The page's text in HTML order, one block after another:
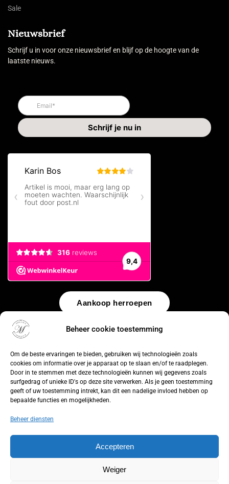
Beheer cookie toestemming
Om de beste ervaringen te bieden, gebruiken wij technologieën zoals
cookies om informatie over je apparaat op te slaan en/of te raadplegen.
Door in te stemmen met deze technologieën kunnen wij gegevens zoals
surfgedrag of unieke ID's op deze site verwerken. Als je geen toestemming
geeft of uw toestemming intrekt, kan dit een nadelige invloed hebben op
bepaalde functies en mogelijkheden.
Beheer diensten
Accepteren
Weiger
Sale
Nieuwsbrief
Schrijf u in voor onze nieuwsbrief en blijf op de hoogte van de
laatste nieuws.
Aankoop herroepen
© 2026 by WebUnlimited–Algemene voorwaarden